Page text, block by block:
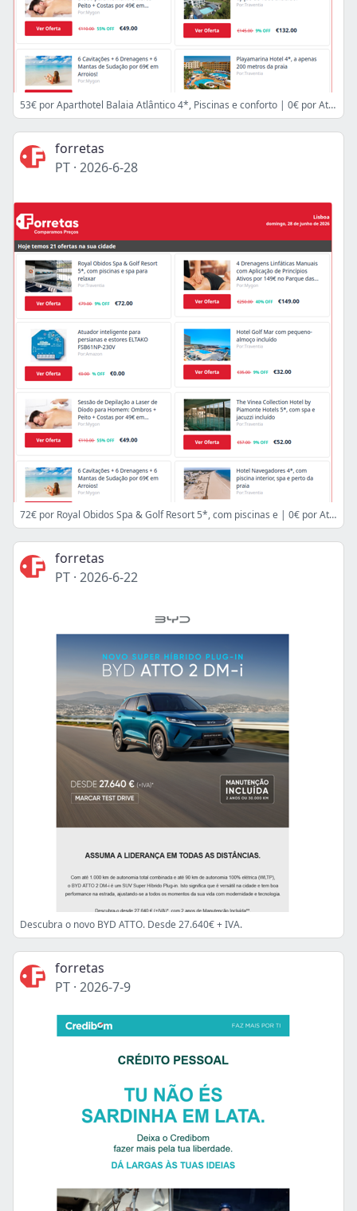
53€ por Aparthotel Balaia Atlântico 4*, Piscinas e conforto | 0€ por Atuador inteligente para persianas e estores ELTAKO | 49€ por Sessão de Depilação a Laser de Díodo para Homem: Ombros
forretas
PT · 2026-6-28
72€ por Royal Obidos Spa & Golf Resort 5*, com piscinas e | 0€ por Atuador inteligente para persianas e estores ELTAKO | 49€ por Sessão de Depilação a Laser de Díodo para Homem: Ombros
forretas
PT · 2026-6-22
Descubra o novo BYD ATTO. Desde 27.640€ + IVA.
forretas
PT · 2026-7-9